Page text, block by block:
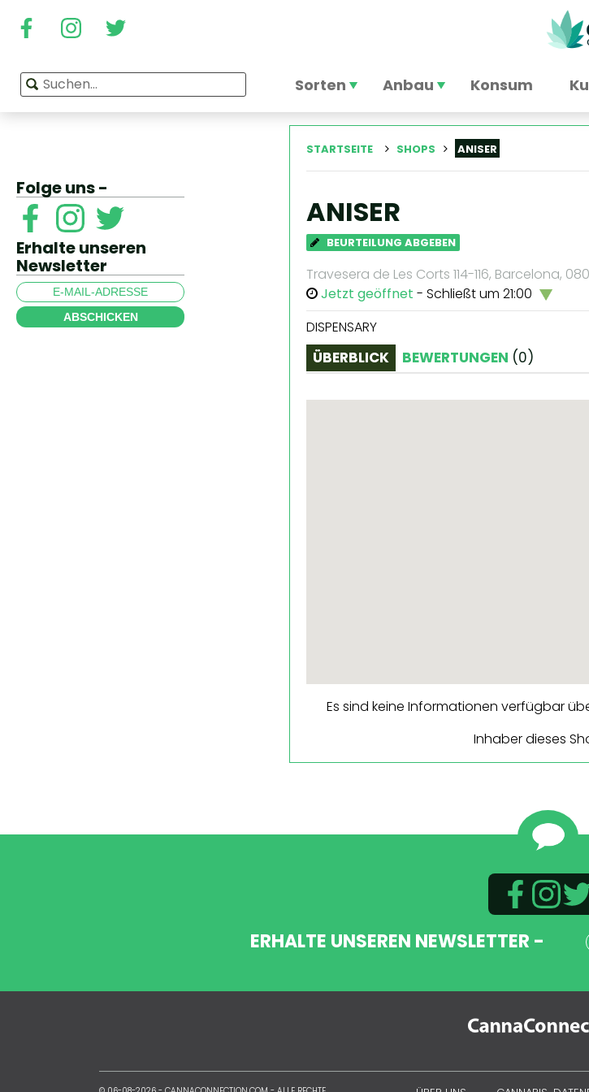
Sorten Anbau Konsum
Folge uns -
Erhalte unseren
Newsletter
ABSCHICKEN
STARTSEITE SHOPS ANISER
ANISER
BEURTEILUNG ABGEBEN
Travesera de Les Corts 114-116, Barcelona,
Jetzt geöffnet - Schließt um 21:00
DISPENSARY
ÜBERBLICK BEWERTUNGEN (0)
Es sind keine Informationen verfügbar
Inhaber dieses
ERHALTE UNSEREN NEWSLETTER -